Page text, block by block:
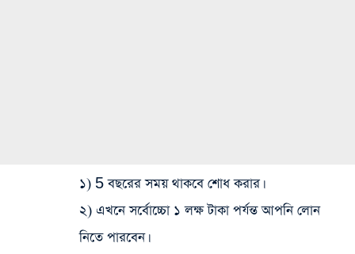
১) 5 বছরের সময় থাকবে শোধ করার।
২) এখনে সর্বোচ্চো ১ লক্ষ টাকা পর্যন্ত আপনি লোন
নিতে পারবেন।